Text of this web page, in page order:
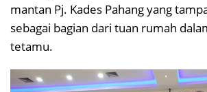
mantan Pj. Kades Pahang yang
sebagai bagian dari tuan rumah
tetamu.